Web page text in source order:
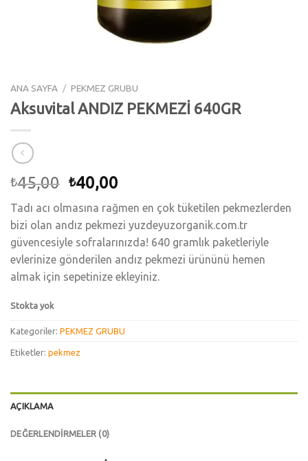
ANA SAYFA / PEKMEZ GRUBU
Aksuvital ANDIZ PEKMEZİ 640GR
₺45,00 ₺40,00
Tadı acı olmasına rağmen en çok tüketilen pekmezlerden
bizi olan andız pekmezi yuzdeyuzorganik.com.tr
güvencesiyle sofralarınızda! 640 gramlık paketleriyle
evlerinize gönderilen andız pekmezi ürününü hemen
almak için sepetinize ekleyiniz.
Stokta yok
Kategoriler: PEKMEZ GRUBU
Etiketler: pekmez
AÇIKLAMA
DEĞERLENDIRMELER (0)